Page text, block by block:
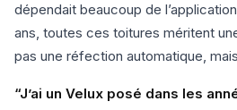
dépendait beaucoup de
ans, toutes ces toitures méritent
pas une réfection automatique,
“J’ai un Velux posé dans les